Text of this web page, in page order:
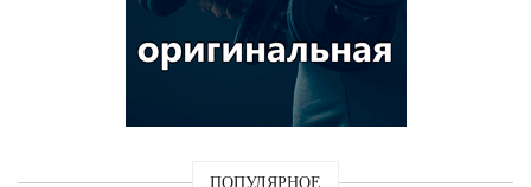
ПОПУЛЯРНОЕ